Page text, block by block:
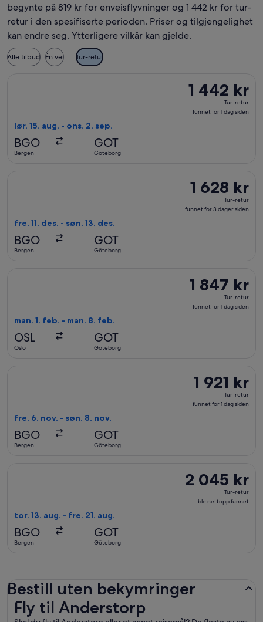
begynte på 819 kr for enveisflyvninger og 1 442 kr for tur-
retur i den spesifiserte perioden. Priser og tilgjengelighet
kan endre seg. Ytterligere vilkår kan gjelde.
Alle tilbud Én vei Tur-retur
1 442 kr
Tur-
retur,
1 442 kr
Tur-retur
funnet for 1 dag siden
lør. 15. aug. - ons. 2. sep.
BGO
Bergen
GOT
Göteborg
1 628 kr
Tur-
retur,
1 628 kr
Tur-retur
funnet for 3 dager siden
fre. 11. des. - søn. 13. des.
BGO
Bergen
GOT
Göteborg
1 847 kr
Tur-
retur,
1 847 kr
Tur-retur
funnet for 1 dag siden
man. 1. feb. - man. 8. feb.
OSL
Oslo
GOT
Göteborg
1 921 kr
Tur-
retur,
1 921 kr
Tur-retur
funnet for 1 dag siden
fre. 6. nov. - søn. 8. nov.
BGO
Bergen
GOT
Göteborg
2 045 kr
Tur-
retur,
2 045 kr
Tur-retur
ble nettopp funnet
tor. 13. aug. - fre. 21. aug.
BGO
Bergen
GOT
Göteborg
Bestill uten bekymringer
Fly til Anderstorp
Fly til Anderstorp